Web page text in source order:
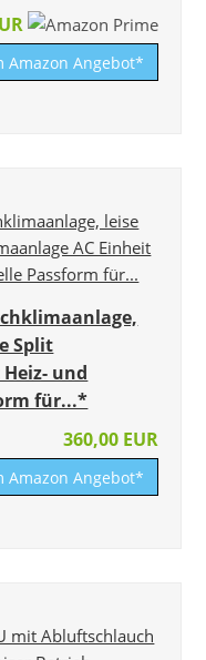
Amazon Angebot*
Split
und
für...*
360,00 EUR
Amazon Angebot*